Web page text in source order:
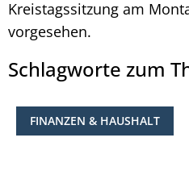
Kreistagssitzung am
vorgesehen.
Schlagworte zum
FINANZEN & HAUSHALT